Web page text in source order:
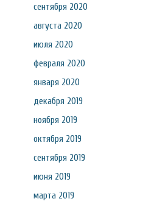
сентября 2020
августа 2020
июля 2020
февраля 2020
января 2020
декабря 2019
ноября 2019
октября 2019
сентября 2019
июня 2019
марта 2019